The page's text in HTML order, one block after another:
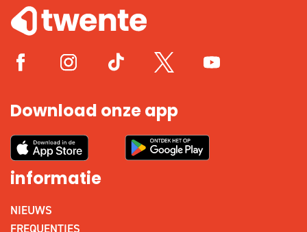
Download onze app
informatie
NIEUWS
FREQUENTIES